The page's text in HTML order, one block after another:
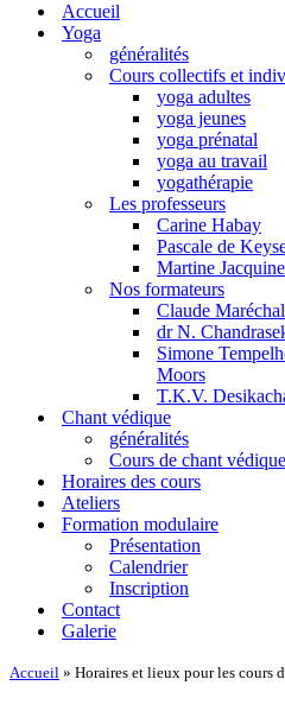
navigationAccueil
Yoga
généralités
Cours collectifs et
yoga adultes
yoga jeunes
yoga prénatal
yoga au travail
yogathérapie
Les professeurs
Carine Habay
Pascale de
Martine
Nos formateurs
Claude Maréchal
dr N.
Simone
Moors
T.K.V.
Chant védique
généralités
Cours de chant védique
Horaires des cours
Ateliers
Formation modulaire
Présentation
Calendrier
Inscription
Contact
Galerie
Accueil » Horaires et lieux pour les cours